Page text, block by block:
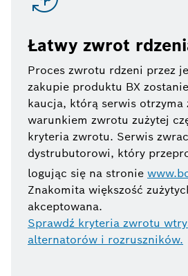
Łatwy zwrot
Proces zwrotu rdzeni przez
zakupie produktu BX
kaucja, którą serwis otrzyma
warunkiem zwrotu zużytej
kryteria zwrotu. Serwis
dystrubutorowi, który
logując się na stronie
Znakomita większość
akceptowana.
Sprawdź kryteria zwrotu
alternatorów i rozruszników.